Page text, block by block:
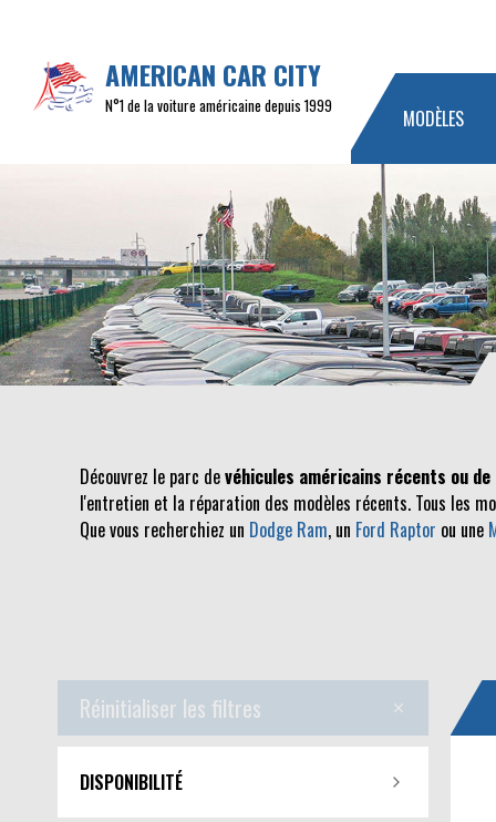
AMERICAN CAR CITY
N°1 de la voiture américaine depuis 1999 MODÈLES
Découvrez le parc devéhicules américains récents ou
l'entretien et la réparation des modèles récents. Tous les
Que vous recherchiez un Dodge Ram, un Ford Raptor ou une
Réinitialiser les filtres
DISPONIBILITÉ